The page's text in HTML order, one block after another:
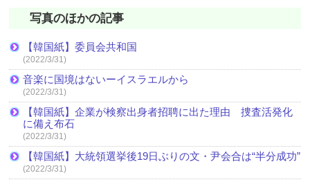
写真のほかの記事
【韓国紙】委員会共和国
(2022/3/31)
音楽に国境はないーイスラエルから
(2022/3/31)
【韓国紙】企業が検察出身者招聘に出た理由 捜査活発化
に備え布石
(2022/3/31)
【韓国紙】大統領選挙後19日ぶりの文・尹会合は“半分成功”
(2022/3/31)